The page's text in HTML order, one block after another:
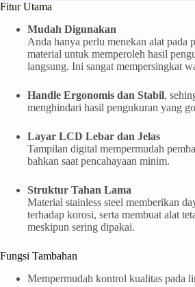
Fitur Utama
Mudah Digunakan
Anda hanya perlu menekan alat pada
material untuk memperoleh hasil
langsung. Ini sangat mempersingkat
Handle Ergonomis dan Stabil,
menghindari hasil pengukuran yang
Layar LCD Lebar dan Jelas
Tampilan digital mempermudah
bahkan saat pencahayaan minim.
Struktur Tahan Lama
Material stainless steel memberikan
terhadap korosi, serta membuat alat
meskipun sering dipakai.
Fungsi Tambahan
Mempermudah kontrol kualitas pada